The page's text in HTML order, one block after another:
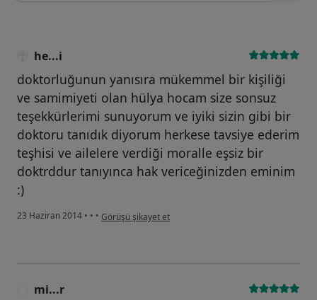
he...i
doktorluğunun yanısıra mükemmel bir kişiliği
ve samimiyeti olan hülya hocam size sonsuz
teşekkürlerimi sunuyorum ve iyiki sizin gibi bir
doktoru tanıdık diyorum herkese tavsiye ederim
teşhisi ve ailelere verdiği moralle eşsiz bir
doktrddur tanıyınca hak vericeğinizden eminim
:)
23 Haziran 2014 • • • kullanıcının görüşüne göre he...i
Görüşü şikayet et
mi...r